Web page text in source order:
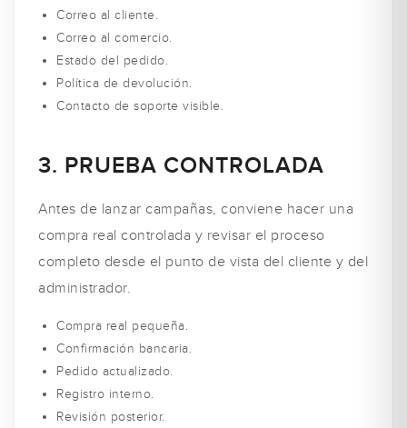
Correo al cliente.
Correo al comercio.
Estado del pedido.
Política de devolución.
Contacto de soporte visible.
3. PRUEBA CONTROLADA
Antes de lanzar campañas, conviene hacer una
compra real controlada y revisar el proceso
completo desde el punto de vista del cliente y del
administrador.
Compra real pequeña.
Confirmación bancaria.
Pedido actualizado.
Registro interno.
Revisión posterior.